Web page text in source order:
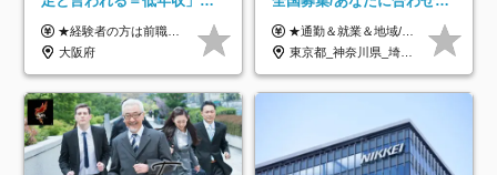
はない！｜ 不安を克服し、
年収アップした社員の実例
★経験者の方は前職の年収以上を保証します ★案件単価を開示した上で80％以上を還元します 月給25万円以上＋賞与年2回 ※経験や能力を考慮の上で優遇します ※試用期間が3ヶ月(その間の給与・待遇・雇用形態に変更はありません) ※月給には月20時間分のみなし残業手当(5万円)を含みます(超過分は別途支給) ★残業平均は月10時間以下ですので、毎月10時間分程度はお得です！
大阪府
オリジナル研修をご用
意/AI・IoT/残業平均8時間
★通勤＆就業＆地域/住宅＆役職手当あり ★残業代は全額支給 ★選べる給与制度あり！ ■東京・神奈川・千葉・埼玉勤務の場合 月給24.5万円～55万円＋諸手当 （残業代は全額支給） (20,000円の地域/住宅手当込み) ■愛知・京都・大阪・兵庫勤務の場合 月給24万円以上＋諸手当 （残業代は全額支給） (15,000円の地域/住宅手当込み) ■茨城・栃木・群馬・静岡・三重・滋賀・広島・福岡勤務の場合 月給23.5万円以上＋諸手当 （残業代は全額支給） (10,000円の地域/住宅手当込み) ■北海道・宮城・山梨・長野・岐阜・奈良・和歌山・岡山勤務の場合 月給23万円以上＋諸手当 （残業代は全額支給） (5,000円の地域/住宅手当込み) ■その他のエリア勤務の場合 月給22.5万円以上＋諸手当 （残業代は全額支給） ※経験や能力を考慮し、当社規定により優遇します 【昇給：年一回実施】 【選べる給与制度】 ★収入を重視する方に… 「変動型人事制度」の選択も可能（派遣先からの評価に応じて収入アップ！） ※年2回のタイミングで希望者と面談の上決定します。
東京都_神奈川県_埼玉県_千葉県_大阪府_愛知県_北海道_岩手県_宮城県_山形県_福島県_茨城県_栃木県_群馬県_山梨県_長野県_富山県_石川県_静岡県_岐阜県_三重県_兵庫県_京都府_滋賀県_奈良県_広島県_岡山県_山口県_愛媛県_福岡県_熊本県_長崎県